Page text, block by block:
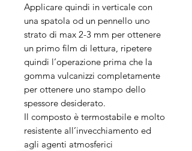
Applicare quindi in verticale con
una spatola od un pennello uno
strato di max 2-3 mm per ottenere
un primo film di lettura, ripetere
quindi l’operazione prima che la
gomma vulcanizzi completamente
per ottenere uno stampo dello
spessore desiderato.
Il composto è termostabile e molto
resistente all’invecchiamento ed
agli agenti atmosferici